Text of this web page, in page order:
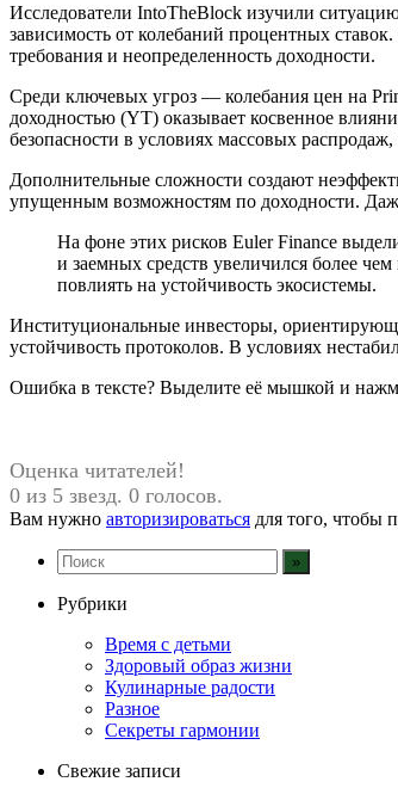
Исследователи IntoTheBlock изучили
зависимость от колебаний процентных
требования и неопределенность доходности.
Среди ключевых угроз — колебания цен на
доходностью (YT) оказывает косвенное
безопасности в условиях массовых
Дополнительные сложности создают
упущенным возможностям по доходности.
На фоне этих рисков Euler Finance
и заемных средств увеличился более
повлиять на устойчивость экосистемы.
Институциональные инвесторы,
устойчивость протоколов. В условиях
Ошибка в тексте? Выделите её мышкой и
Оценка читателей!
0 из 5 звезд. 0 голосов.
Вам нужно авторизироваться для того, чтобы
Рубрики
Время с детьми
Здоровый образ жизни
Кулинарные радости
Разное
Секреты гармонии
Свежие записи